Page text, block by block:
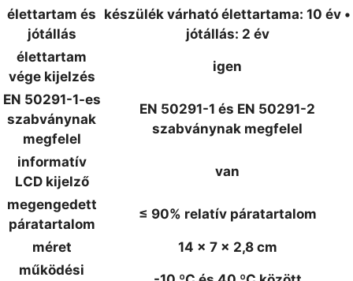
élettartam és
jótállás
készülék várható élettartama: 10 év •
jótállás: 2 év
élettartam
vége kijelzés
igen
EN 50291-1-es
szabványnak
megfelel
EN 50291-1 és EN 50291-2
szabványnak megfelel
informatív
LCD kijelző
van
megengedett
páratartalom
≤ 90% relatív páratartalom
méret
14 x 7 x 2,8 cm
működési